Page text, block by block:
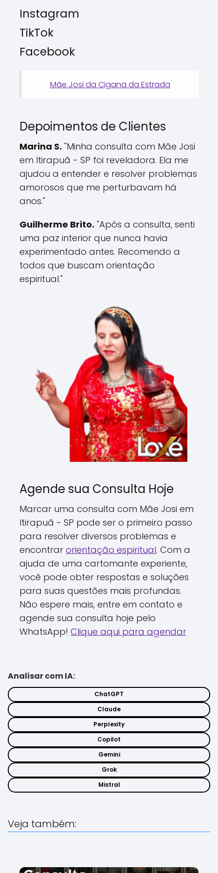
Instagram
TikTok
Facebook
Mãe Josi da Cigana da Estrada
Depoimentos de Clientes
Marina S. "Minha consulta com Mãe Josi
em Itirapuã - SP foi reveladora. Ela me
ajudou a entender e resolver problemas
amorosos que me perturbavam há
anos."
Guilherme Brito. "Após a consulta, senti
uma paz interior que nunca havia
experimentado antes. Recomendo a
todos que buscam orientação
espiritual."
Agende sua Consulta Hoje
Marcar uma consulta com Mãe Josi em
Itirapuã - SP pode ser o primeiro passo
para resolver diversos problemas e
encontrar orientação espiritual. Com a
ajuda de uma cartomante experiente,
você pode obter respostas e soluções
para suas questões mais profundas.
Não espere mais, entre em contato e
agende sua consulta hoje pelo
WhatsApp! Clique aqui para agendar
Analisar com IA:
ChatGPT
Claude
Perplexity
Copilot
Gemini
Grok
Mistral
Veja também: